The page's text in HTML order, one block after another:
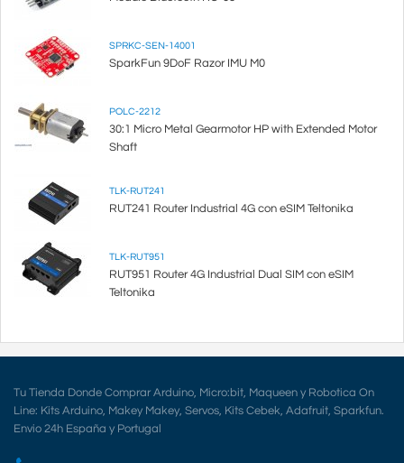
SPRKC-SEN-14001
SparkFun 9DoF Razor IMU M0
POLC-2212
30:1 Micro Metal Gearmotor HP with Extended Motor
Shaft
TLK-RUT241
RUT241 Router Industrial 4G con eSIM Teltonika
TLK-RUT951
RUT951 Router 4G Industrial Dual SIM con eSIM
Teltonika
Tu Tienda Donde Comprar Arduino, Micro:bit, Maqueen y Robotica On
Line: Kits Arduino, Makey Makey, Servos, Kits Cebek, Adafruit, Sparkfun.
Envio 24h España y Portugal